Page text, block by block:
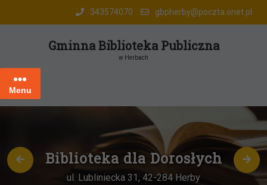
343574070 gbpherby@poczta.onet.pl
Gminna Biblioteka Publiczna
w Herbach
Menu
Biblioteka dla Dorosłych
ul. Lubliniecka 31, 42-284 Herby